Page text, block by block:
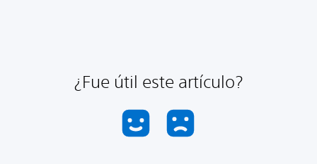
¿Fue útil este artículo?